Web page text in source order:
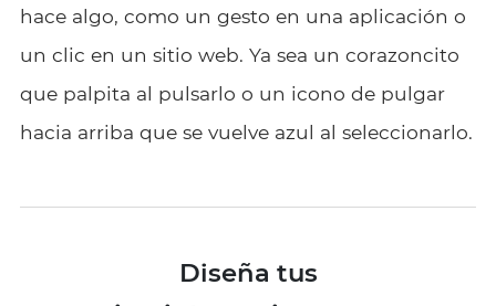
hace algo, como un gesto en una aplicación o
un clic en un sitio web. Ya sea un corazoncito
que palpita al pulsarlo o un icono de pulgar
hacia arriba que se vuelve azul al seleccionarlo.
Diseña tus